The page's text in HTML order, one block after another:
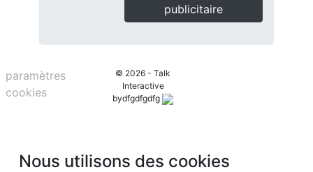
publicitaire
Nous utilisons des cookies
paramètres
cookies
© 2026 - Talk
Interactive
bydfgdfgdfg